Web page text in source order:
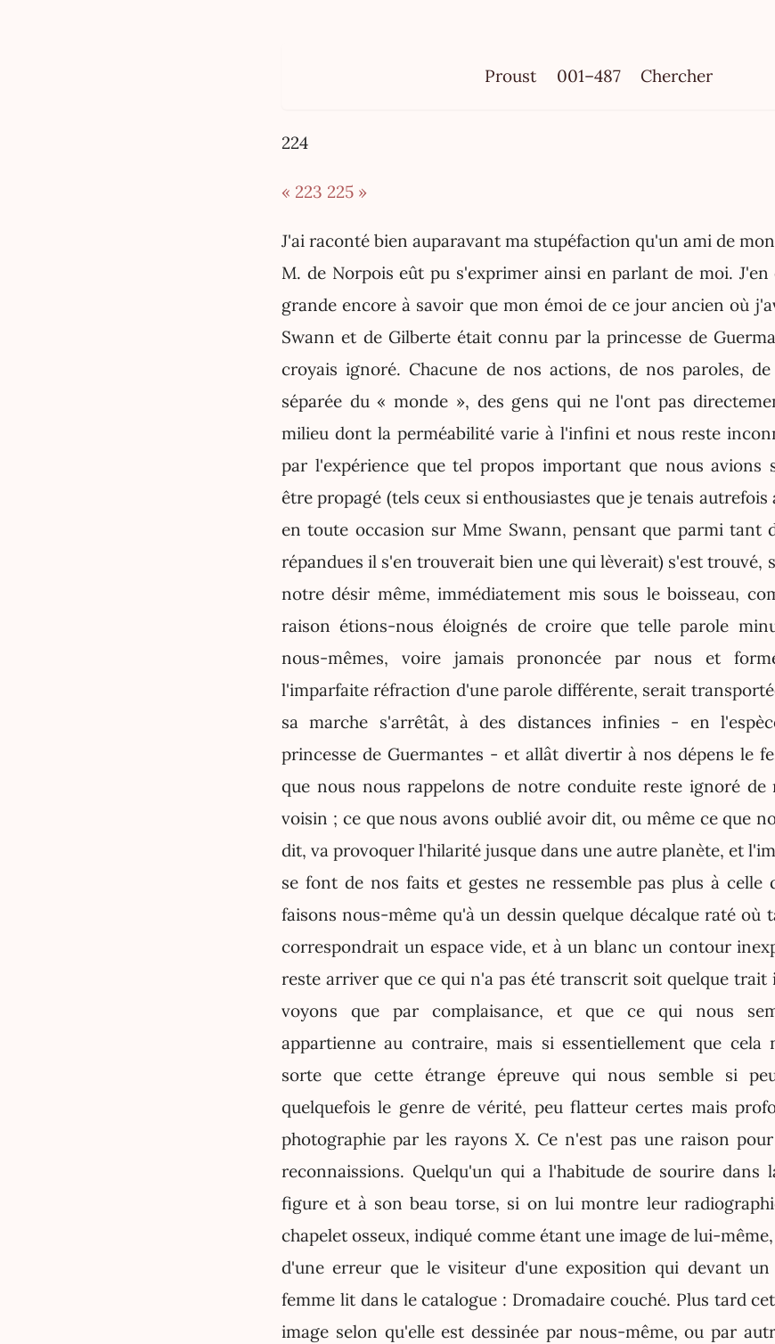
Proust 001–487 Chercher
224
« 223 225 »
J'ai raconté bien auparavant ma stupéfaction qu'un ami de
M. de Norpois eût pu s'exprimer ainsi en parlant de moi. J'en
grande encore à savoir que mon émoi de ce jour ancien où
Swann et de Gilberte était connu par la princesse de
croyais ignoré. Chacune de nos actions, de nos paroles,
séparée du « monde », des gens qui ne l'ont pas
milieu dont la perméabilité varie à l'infini et nous reste
par l'expérience que tel propos important que nous avions
être propagé (tels ceux si enthousiastes que je tenais
en toute occasion sur Mme Swann, pensant que parmi tant
répandues il s'en trouverait bien une qui lèverait) s'est trouvé,
notre désir même, immédiatement mis sous le boisseau,
raison étions-nous éloignés de croire que telle parole
nous-mêmes, voire jamais prononcée par nous et
l'imparfaite réfraction d'une parole différente, serait
sa marche s'arrêtât, à des distances infinies - en
princesse de Guermantes - et allât divertir à nos dépens le
que nous nous rappelons de notre conduite reste ignoré de
voisin ; ce que nous avons oublié avoir dit, ou même ce que
dit, va provoquer l'hilarité jusque dans une autre planète, et
se font de nos faits et gestes ne ressemble pas plus à celle
faisons nous-même qu'à un dessin quelque décalque raté
correspondrait un espace vide, et à un blanc un contour
reste arriver que ce qui n'a pas été transcrit soit quelque trait
voyons que par complaisance, et que ce qui nous
appartienne au contraire, mais si essentiellement que cela
sorte que cette étrange épreuve qui nous semble si
quelquefois le genre de vérité, peu flatteur certes mais
photographie par les rayons X. Ce n'est pas une raison
reconnaissions. Quelqu'un qui a l'habitude de sourire dans
figure et à son beau torse, si on lui montre leur
chapelet osseux, indiqué comme étant une image de lui-
d'une erreur que le visiteur d'une exposition qui devant
femme lit dans le catalogue : Dromadaire couché. Plus tard
image selon qu'elle est dessinée par nous-même, ou par